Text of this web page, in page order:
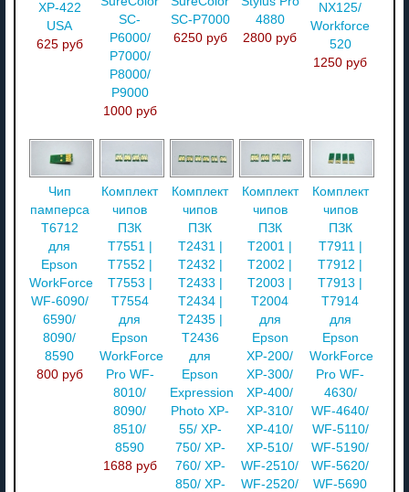
XP-422
USA
625 руб
SC-
P6000/
P7000/
P8000/
P9000
1000 руб
SC-P7000
6250 руб
4880
2800 руб
NX125/
Workforce
520
1250 руб
Чип
памперса
T6712
для
Epson
WorkForce
WF-6090/
6590/
8090/
8590
800 руб
Комплект
чипов
ПЗК
T7551 |
T7552 |
T7553 |
T7554
для
Epson
WorkForce
Pro WF-
8010/
8090/
8510/
8590
1688 руб
Комплект
чипов
ПЗК
T2431 |
T2432 |
T2433 |
T2434 |
T2435 |
T2436
для
Epson
Expression
Photo XP-
55/ XP-
750/ XP-
760/ XP-
850/ XP-
Комплект
чипов
ПЗК
T2001 |
T2002 |
T2003 |
T2004
для
Epson
XP-200/
XP-300/
XP-400/
XP-310/
XP-410/
XP-510/
WF-2510/
WF-2520/
Комплект
чипов
ПЗК
T7911 |
T7912 |
T7913 |
T7914
для
Epson
WorkForce
Pro WF-
4630/
WF-4640/
WF-5110/
WF-5190/
WF-5620/
WF-5690